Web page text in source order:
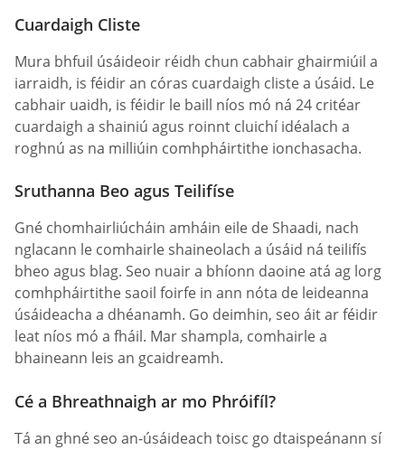
Cuardaigh Cliste
Mura bhfuil úsáideoir réidh chun cabhair ghairmiúil a
iarraidh, is féidir an córas cuardaigh cliste a úsáid. Le
cabhair uaidh, is féidir le baill níos mó ná 24 critéar
cuardaigh a shainiú agus roinnt cluichí idéalach a
roghnú as na milliúin comhpháirtithe ionchasacha.
Sruthanna Beo agus Teilifíse
Gné chomhairliúcháin amháin eile de Shaadi, nach
nglacann le comhairle shaineolach a úsáid ná teilifís
bheo agus blag. Seo nuair a bhíonn daoine atá ag lorg
comhpháirtithe saoil foirfe in ann nóta de leideanna
úsáideacha a dhéanamh. Go deimhin, seo áit ar féidir
leat níos mó a fháil. Mar shampla, comhairle a
bhaineann leis an gcaidreamh.
Cé a Bhreathnaigh ar mo Phróifíl?
Tá an ghné seo an-úsáideach toisc go dtaispeánann sí